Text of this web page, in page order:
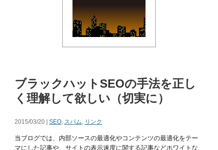
ブラックハットSEOの手法を正し
く理解して欲しい（切実に）
2015/03/20 | SEO, スパム, リンク
当ブログでは、内部ソースの最適化やコンテンツの最適化をテー
マにした記事や、サイトの表示速度に関する記事などホワイトな